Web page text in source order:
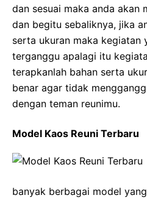
dan sesuai maka anda akan
dan begitu sebaliknya, jika
serta ukuran maka kegiatan
terganggu apalagi itu
terapkanlah bahan serta
benar agar tidak
dengan teman reunimu.
Model Kaos Reuni Terbaru
banyak berbagai model